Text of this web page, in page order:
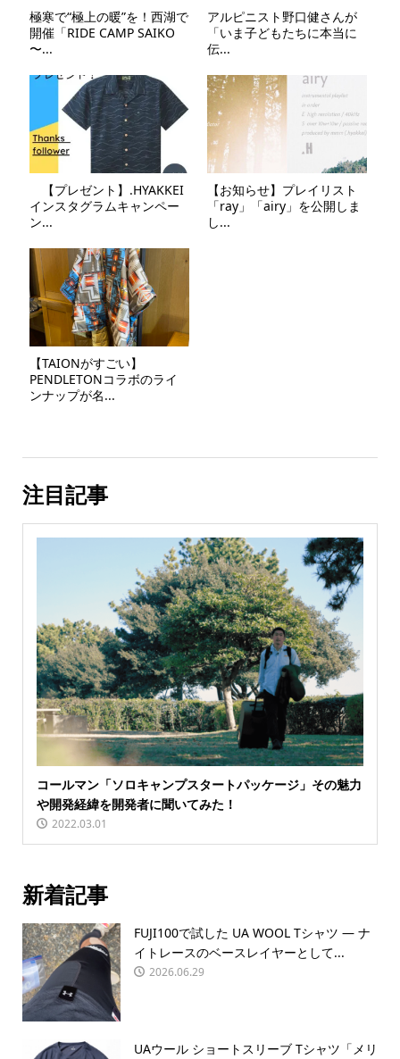
極寒で“極上の暖”を！西湖で
開催「RIDE CAMP SAIKO
〜...
アルピニスト野口健さんが
「いま子どもたちに本当に
伝...
【プレゼント】.HYAKKEI
インスタグラムキャンペー
ン...
【お知らせ】プレイリスト
「ray」「airy」を公開しま
し...
【TAIONがすごい】
PENDLETONコラボのライ
ンナップが名...
注目記事
コールマン「ソロキャンプスタートパッケージ」その魅力
や開発経緯を開発者に聞いてみた！
2022.03.01
新着記事
FUJI100で試した UA WOOL Tシャツ — ナ
イトレースのベースレイヤーとして...
2026.06.29
UAウール ショートスリーブ Tシャツ「メリ